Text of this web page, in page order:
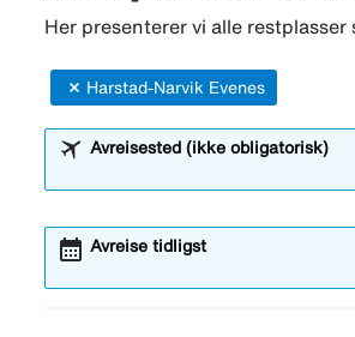
Her presenterer vi alle
Avreisested (ikke obligatorisk)
Harstad-Narvik Evenes
Avreise tidligst
calendar_month